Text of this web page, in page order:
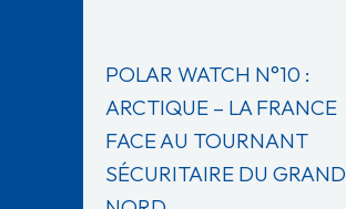
POLAR WATCH N°10 :
ARCTIQUE – LA FRANCE
FACE AU TOURNANT
SÉCURITAIRE DU GRAND